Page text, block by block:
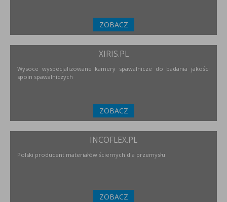
ZOBACZ
XIRIS.PL
Wysoce wyspecjalizowane kamery spawalnicze do badania jakości
spoin spawalniczych
ZOBACZ
INCOFLEX.PL
Polski producent materiałów ściernych dla przemysłu
ZOBACZ